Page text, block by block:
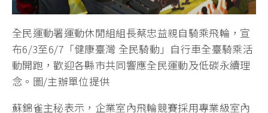
全民運動署運動休閒組組長蔡忠益親自騎乘飛輪，宣
布6/3至6/7「健康臺灣 全民騎動」自行車全臺騎乘活
動開跑，歡迎各縣市共同響應全民運動及低碳永續理
念。圖/主辦單位提供
蘇錦雀主秘表示，企業室內飛輪競賽採用專業級室內